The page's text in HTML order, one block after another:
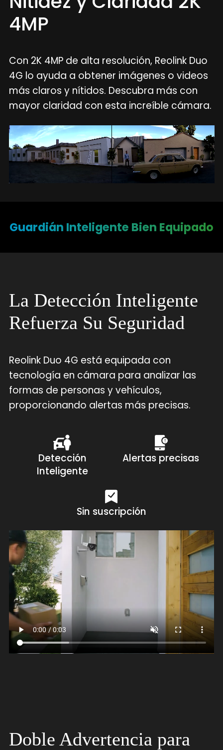
4MP
Con 2K 4MP de alta resolución, Reolink Duo
4G lo ayuda a obtener imágenes o videos
más claros y nítidos. Descubra más con
mayor claridad con esta increíble cámara.
Guardián Inteligente Bien Equipado
La Detección Inteligente
Refuerza Su Seguridad
Reolink Duo 4G está equipada con
tecnología en cámara para analizar las
formas de personas y vehículos,
proporcionando alertas más precisas.
Detección
Inteligente
Alertas precisas
Sin suscripción
Doble Advertencia para